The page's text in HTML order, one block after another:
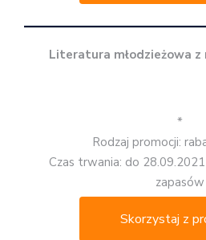
Literatura młodzieżowa
*
Rodzaj promocji:
Czas trwania: do
zapasów
Skorzystaj z